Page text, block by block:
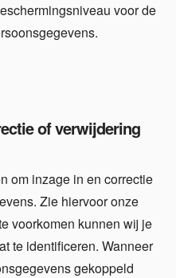
voor de
of verwijdering
om inzage in en correctie
Zie hiervoor onze
voorkomen kunnen wij je
te identificeren. Wanneer
gekoppeld